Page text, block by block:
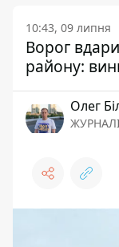
10:43, 09 липня
Ворог
району:
Олег